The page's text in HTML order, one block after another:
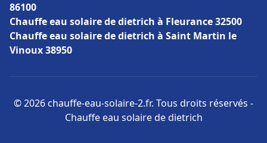
86100
Chauffe eau solaire de dietrich à Fleurance 32500
Chauffe eau solaire de dietrich à Saint Martin le
Vinoux 38950
© 2026 chauffe-eau-solaire-2.fr. Tous droits réservés -
Chauffe eau solaire de dietrich